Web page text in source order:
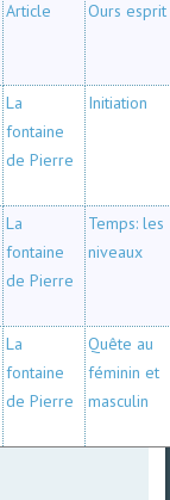
Article Ours esprit
La
fontaine
de Pierre
Initiation
La
fontaine
de Pierre
Temps: les
niveaux
La
fontaine
de Pierre
Quête au
féminin et
masculin